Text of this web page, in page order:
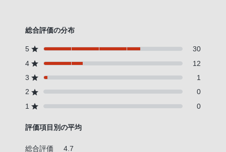
総合評価の分布
5
30
4
12
3
1
2
0
1
0
評価項目別の平均
総合評価 4.7